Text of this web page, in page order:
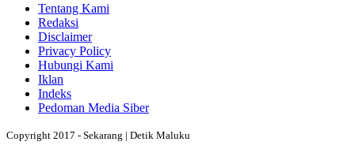
Tentang Kami
Redaksi
Disclaimer
Privacy Policy
Hubungi Kami
Iklan
Indeks
Pedoman Media Siber
Copyright 2017 - Sekarang | Detik Maluku